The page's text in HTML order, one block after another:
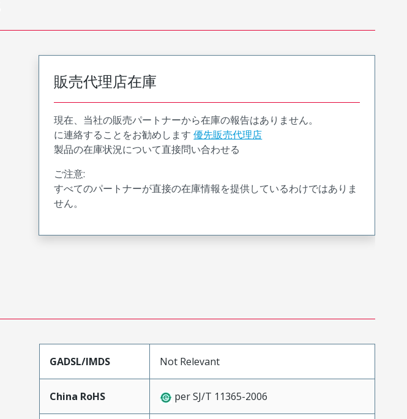
販売代理店在庫
現在、当社の販売パートナーから在庫の報告はありません。
に連絡することをお勧めします 優先販売代理店
製品の在庫状況について直接問い合わせる
ご注意:
すべてのパートナーが直接の在庫情報を提供しているわけではありま
せん。
GADSL/IMDS Not Relevant
China RoHS per SJ/T 11365-2006